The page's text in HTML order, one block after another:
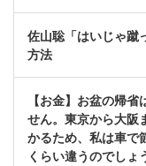
佐山聡「はいじゃ
方法
【お金】お盆の帰
せん。東京から大阪
かるため、私は車で
くらい違うのでしょ